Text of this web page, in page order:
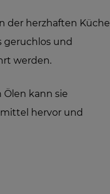
der herzhaften Küche
geruchlos und
werden.
kann sie
hervor und